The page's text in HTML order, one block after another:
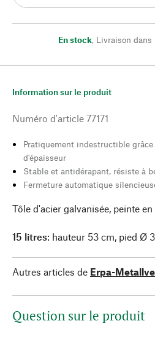
En stock, Livraison dans
Information sur le produit
Numéro d'article 77171
Pratiquement indestructible
d'épaisseur
Stable et antidérapant, résiste à
Fermeture automatique
Tôle d'acier galvanisée, peinte
15 litres: hauteur 53 cm, pied Ø
Autres articles de Erpa-
Question sur le produit